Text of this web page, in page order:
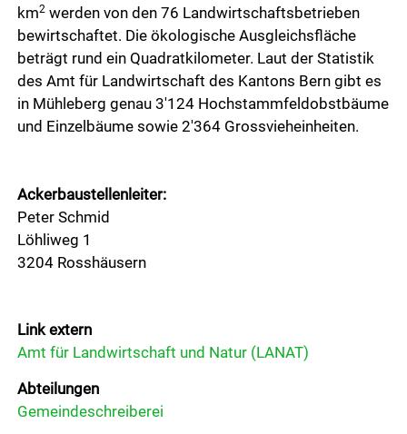
Onlineschalter
Reglemente und Verordnungen
Downloads
Soziales
Aktuelles
Wirtschaft
Politik
km2 werden von den 76 Landwirtschaftsbetrieben
bewirtschaftet. Die ökologische Ausgleichsfläche
beträgt rund ein Quadratkilometer. Laut der Statistik
des Amt für Landwirtschaft des Kantons Bern gibt es
in Mühleberg genau 3'124 Hochstammfeldobstbäume
und Einzelbäume sowie 2'364 Grossvieheinheiten.
Ackerbaustellenleiter:
Peter Schmid
Löhliweg 1
3204 Rosshäusern
Link extern
Amt für Landwirtschaft und Natur (LANAT)
Abteilungen
Gemeindeschreiberei